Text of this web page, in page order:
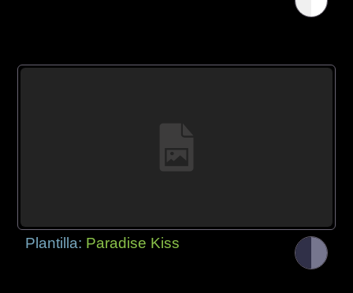
Plantilla: Paradise Kiss